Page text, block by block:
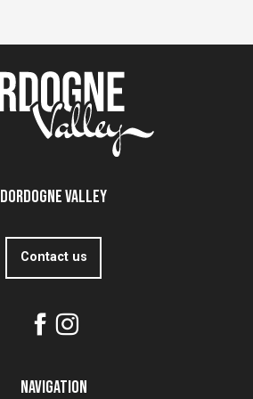
Dordogne Valley
Contact us
Navigation